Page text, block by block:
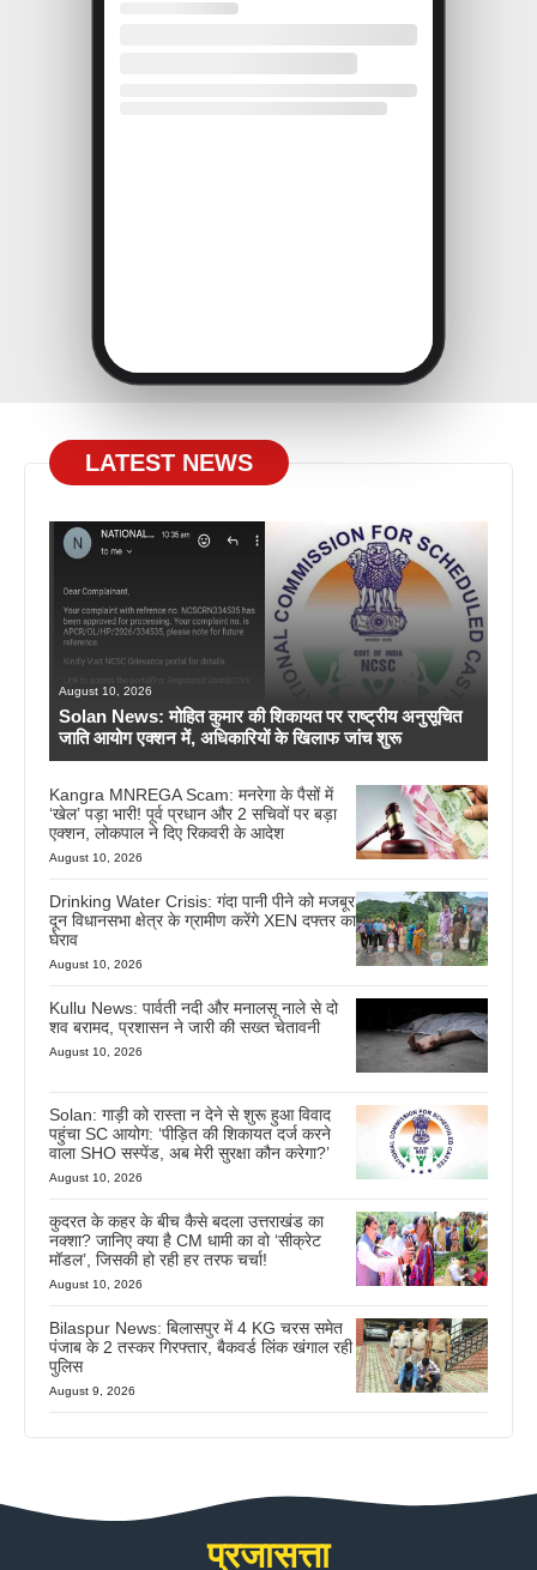
LATEST NEWS
August 10, 2026
Solan News: मोहित कुमार की शिकायत पर राष्ट्रीय अनुसूचित
जाति आयोग एक्शन में, अधिकारियों के खिलाफ जांच शुरू
Kangra MNREGA Scam: मनरेगा के पैसों में
‘खेल’ पड़ा भारी! पूर्व प्रधान और 2 सचिवों पर बड़ा
एक्शन, लोकपाल ने दिए रिकवरी के आदेश
August 10, 2026
Drinking Water Crisis: गंदा पानी पीने को मजबूर
दून विधानसभा क्षेत्र के ग्रामीण करेंगे XEN दफ्तर का
घेराव
August 10, 2026
Kullu News: पार्वती नदी और मनालसू नाले से दो
शव बरामद, प्रशासन ने जारी की सख्त चेतावनी
August 10, 2026
Solan: गाड़ी को रास्ता न देने से शुरू हुआ विवाद
पहुंचा SC आयोग: ‘पीड़ित की शिकायत दर्ज करने
वाला SHO सस्पेंड, अब मेरी सुरक्षा कौन करेगा?’
August 10, 2026
कुदरत के कहर के बीच कैसे बदला उत्तराखंड का
नक्शा? जानिए क्या है CM धामी का वो ‘सीक्रेट
मॉडल’, जिसकी हो रही हर तरफ चर्चा!
August 10, 2026
Bilaspur News: बिलासपुर में 4 KG चरस समेत
पंजाब के 2 तस्कर गिरफ्तार, बैकवर्ड लिंक खंगाल रही
पुलिस
August 9, 2026
प्रजासत्ता